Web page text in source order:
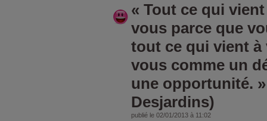
« Tout ce qui
vous parce que
tout ce qui vient à
vous comme un
une opportunité.
Desjardins)
publié le 02/01/2013 à 11:02